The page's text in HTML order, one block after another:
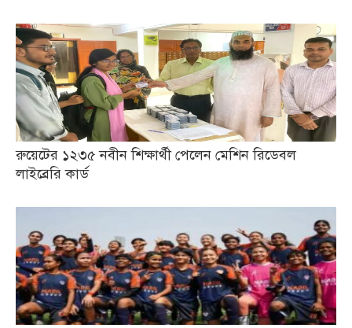
রুয়েটের ১২৩৫ নবীন শিক্ষার্থী পেলেন মেশিন রিডেবল
লাইব্রেরি কার্ড